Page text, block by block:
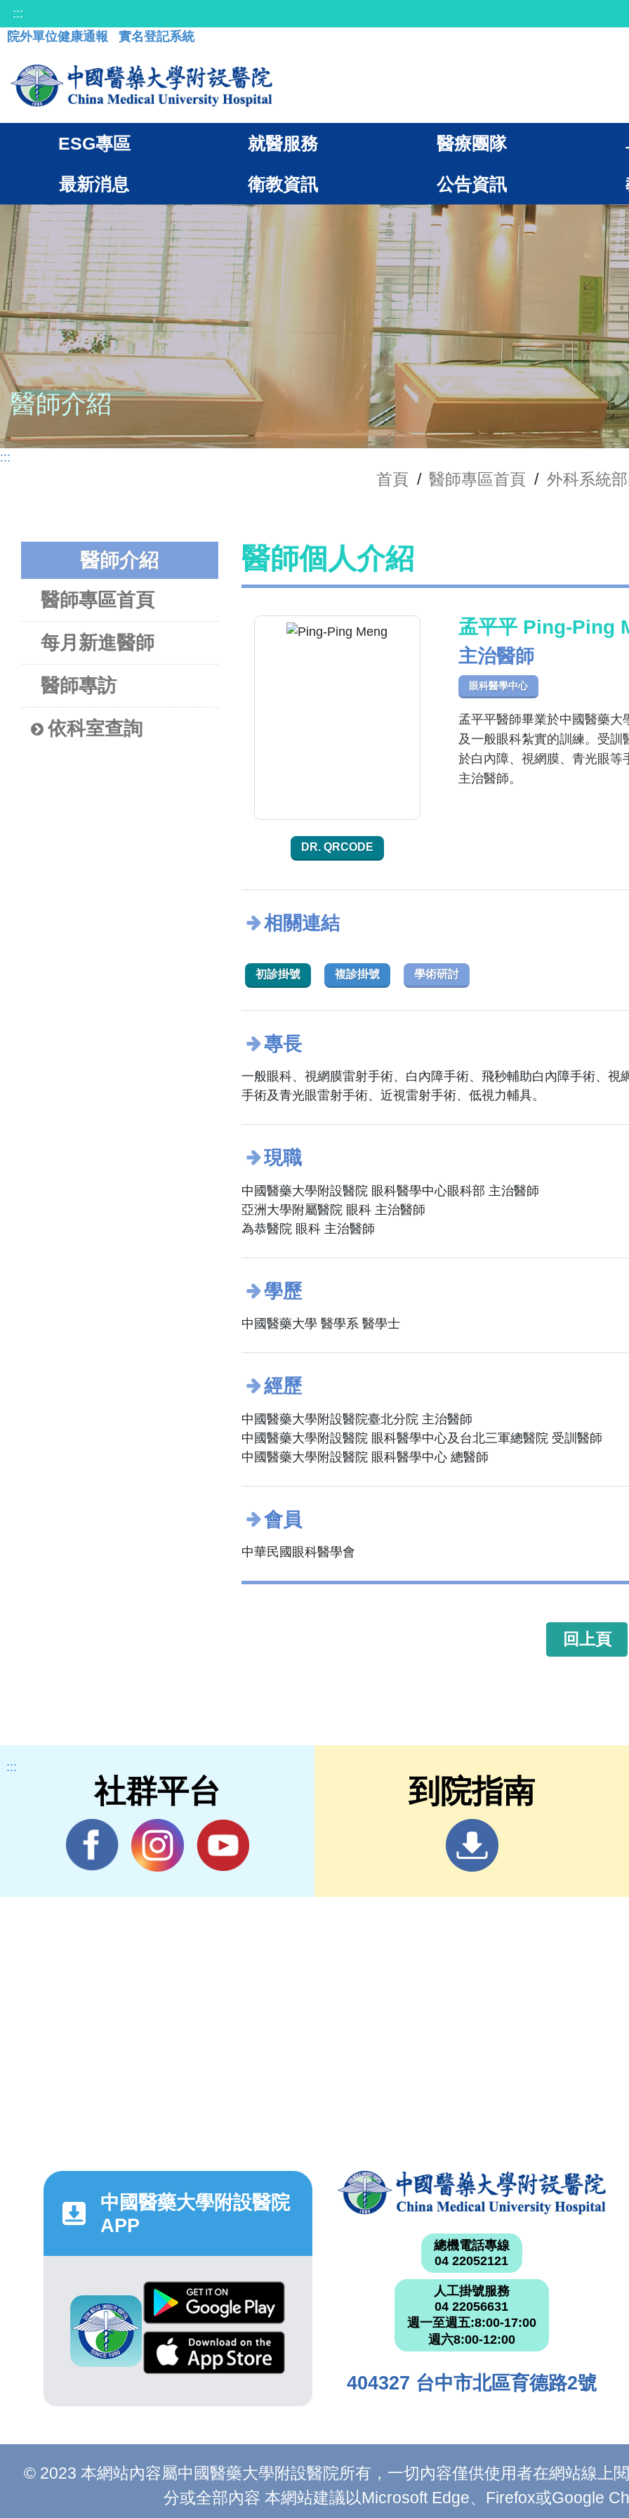
:::
院外單位健康通報
實名登記系統
ESG專區 就醫服務 醫療團隊
最新消息 衛教資訊 公告資訊
醫師介紹
:::
首頁 / 醫師專區首頁 / 外科系統
醫師介紹
醫師專區首頁
每月新進醫師
醫師專訪
依科室查詢
醫師個人介紹
DR. QRCODE
孟平平 Ping-Ping
主治醫師
眼科醫學中心
孟平平醫師畢業於中國醫藥
及一般眼科紮實的訓練。受
於白內障、視網膜、青光眼等
主治醫師。
相關連結
初診掛號 複診掛號 學術研討
專長
一般眼科、視網膜雷射手術、白內障手術、飛秒輔助白內障手術、
手術及青光眼雷射手術、近視雷射手術、低視力輔具。
現職
中國醫藥大學附設醫院 眼科醫學中心眼科部 主治醫師
亞洲大學附屬醫院 眼科 主治醫師
為恭醫院 眼科 主治醫師
學歷
中國醫藥大學 醫學系 醫學士
經歷
中國醫藥大學附設醫院臺北分院 主治醫師
中國醫藥大學附設醫院 眼科醫學中心及台北三軍總醫院 受訓醫師
中國醫藥大學附設醫院 眼科醫學中心 總醫師
會員
中華民國眼科醫學會
回上頁
:::
社群平台 到院指南
中國醫藥大學附設醫院
APP
總機電話專線
04 22052121
人工掛號服務
04 22056631
週一至週五:8:00-17:00
週六8:00-12:00
404327 台中市北區育德路2號
© 2023 本網站內容屬中國醫藥大學附設醫院所有，一切內容僅供使用者在網站線上
分或全部內容 本網站建議以Microsoft Edge、Firefox或Google